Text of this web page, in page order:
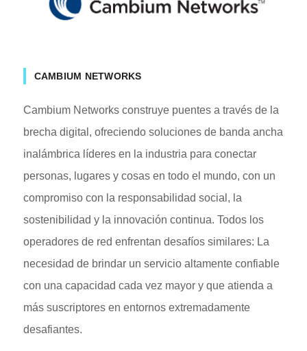
CAMBIUM NETWORKS
Cambium Networks construye puentes a través de la
brecha digital, ofreciendo soluciones de banda ancha
inalámbrica líderes en la industria para conectar
personas, lugares y cosas en todo el mundo, con un
compromiso con la responsabilidad social, la
sostenibilidad y la innovación continua. Todos los
operadores de red enfrentan desafíos similares: La
necesidad de brindar un servicio altamente confiable
con una capacidad cada vez mayor y que atienda a
más suscriptores en entornos extremadamente
desafiantes.